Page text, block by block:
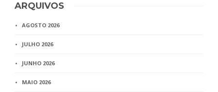
ARQUIVOS
AGOSTO 2026
JULHO 2026
JUNHO 2026
MAIO 2026